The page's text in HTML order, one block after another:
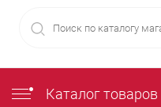
Каталог товаров